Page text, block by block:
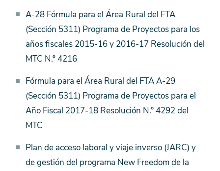
A-28 Fórmula para el Área Rural del FTA
(Sección 5311) Programa de Proyectos para los
años fiscales 2015-16 y 2016-17 Resolución del
MTC N.º 4216
Fórmula para el Área Rural del FTA A-29
(Sección 5311) Programa de Proyectos para el
Año Fiscal 2017-18 Resolución N.° 4292 del
MTC
Plan de acceso laboral y viaje inverso (JARC) y
de gestión del programa New Freedom de la